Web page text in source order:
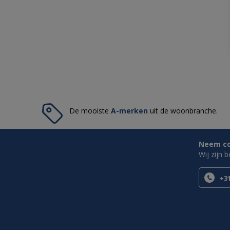
De mooiste A-merken uit de woonbranche.
Neem
Wij zijn